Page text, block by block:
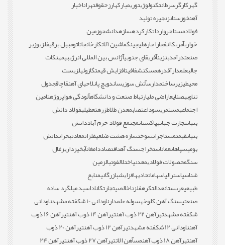
گهرکارگرسرطانتکنولوژیتوریمبارکهارزحقوقتهراناخبار
آهنخوزستانزنجیره تولید
فولادمستاجروارداتکارکردهسازهدانشجوزمین
خواریآمریکاانفجاراجارهلیچینگماشین آلاتکارخانجاتاتومبیل برقیفلزیوزیر
صنعتدرآمدبنزینآفریقای جنوبیآژانس بین المللی انرژیبیمهنکات
جالبعلمدارآقدرهمسکنشفافیتافزایش قیمتگازوئیلزیست
محیطیزیرساختمدارسآتش سوزیساندویچ پانلاحیای آهنقاچاقجدول
تناوبیصنایعاراضی ملیارتباط صنعت و دانشگاهآلودگی هواپروژهتامین
اجتماعیمستمریسوداعتصابمعدن طلاطزرهتعطیلیفولاد دانش
بنیانتجارت جهانیپاکستانمجتمع فولاد خرم آباددانش
بنیانقیمتمستاجرانسوختسازه هشت ضلعیفلزاتمعادنبحراندانش
بومیسپاهانعماناستخراجسنگ آهناقتصاددامغانآبخیزداریزغال
سنگمحصولات فولادیمعدنیاختلالفوتبالزمین
شناسیاسترالیاسهاماتحادیهافزایشبازرگانیمنابع
طبیعیعربستانعدالتکرهفلزناخالصیتجارتکاناداسبد میلگرد ساده
صنعتیسنگ آهن کلوخهسوله علمدارناودانی 10 شکفته مشهد
ناودانی
شکفته مشهدتیرآهن 22 ذوب آهن تیرآهن 14 ذوب آهن
تیرآهن 16 ذوب
آهنناودانی 12 شکفته مشهد تیرآهن 12 ذوب آهن
تیرآهن 20 ذوب
آهنتیرآهن 18 ذوب آهن مسآهن الاتتیرآهن 27 ذوب آهن
تیرآهن 24